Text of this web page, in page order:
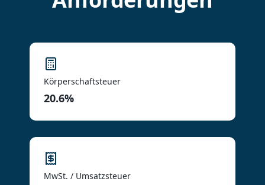
Körperschaftsteuer
20.6%
MwSt. / Umsatzsteuer